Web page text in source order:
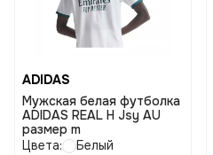
ADIDAS
Мужская белая футболка
ADIDAS REAL H Jsy AU
размер m
Цвета:
Белый